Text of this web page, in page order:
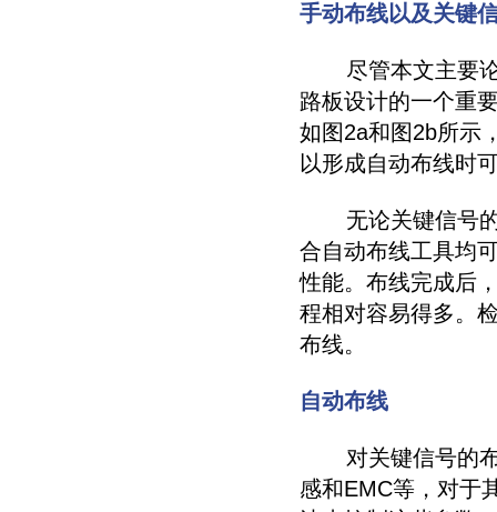
手动布线以及关键
尽管本文主要论
路板设计的一个重
如图2a和图2b所示
以形成自动布线时
无论关键信号的
合自动布线工具均
性能。布线完成后
程相对容易得多。
布线。
自动布线
对关键信号的布
感和EMC等，对于